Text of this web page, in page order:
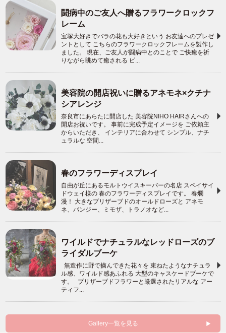
闘病中のご友人へ贈るフラワークロックフ
レーム
宝塚大好きでバラの花も大好きという お友達へのプレゼ
ントとして こちらのフラワークロックフレームを製作し
ました。 現在、ご友人が闘病中とのことで ご快癒を祈
りながら眺めて癒される ピ...
美容院の開店祝いに贈るアネモネ×クチナ
シアレンジ
奈良市にあらたに開店した 美容院NIHO HAIRさんへの
開店お祝いです。 事前に完成予定イメージを ご依頼主
からいただき、 インテリアに合わせて シンプル、ナチ
ュラルな 空間...
春のフラワーディスプレイ
自由が丘にあるモルトウイスキーバーの名店 スペイサイ
ドウェイ様の 春のフラワーディスプレイです。 春爛
漫！ 大きなプリザーブドのオールドローズと アネモ
ネ、パンジー、ミモザ、トラノオなど...
ワイルドでナチュラルなレッドローズのブ
ライダルブーケ
無造作に野で摘んできた花々を 束ねたようなナチュラ
ル感、ワイルド感あふれる 大型のキャスケードブーケで
す。 プリザーブドフラワーと厳選されたリアルな アー
ティフ...
Gallery一覧を見る